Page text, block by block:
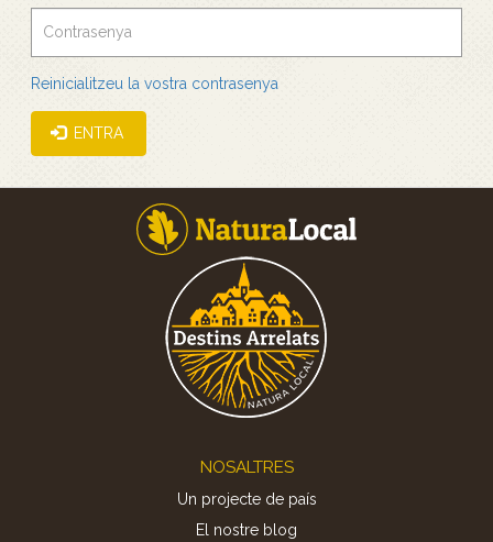
Reinicialitzeu la vostra contrasenya
ENTRA
NOSALTRES
Un projecte de país
El nostre blog